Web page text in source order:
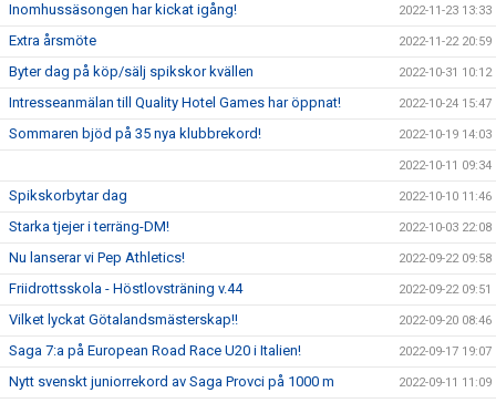
Inomhussäsongen har kickat igång! 2022-11-23 13:33
Extra årsmöte 2022-11-22 20:59
Byter dag på köp/sälj spikskor kvällen 2022-10-31 10:12
Intresseanmälan till Quality Hotel Games har öppnat! 2022-10-24 15:47
Sommaren bjöd på 35 nya klubbrekord! 2022-10-19 14:03
2022-10-11 09:34
Spikskorbytar dag 2022-10-10 11:46
Starka tjejer i terräng-DM! 2022-10-03 22:08
Nu lanserar vi Pep Athletics! 2022-09-22 09:58
Friidrottsskola - Höstlovsträning v.44 2022-09-22 09:51
Vilket lyckat Götalandsmästerskap!! 2022-09-20 08:46
Saga 7:a på European Road Race U20 i Italien! 2022-09-17 19:07
Nytt svenskt juniorrekord av Saga Provci på 1000 m 2022-09-11 11:09